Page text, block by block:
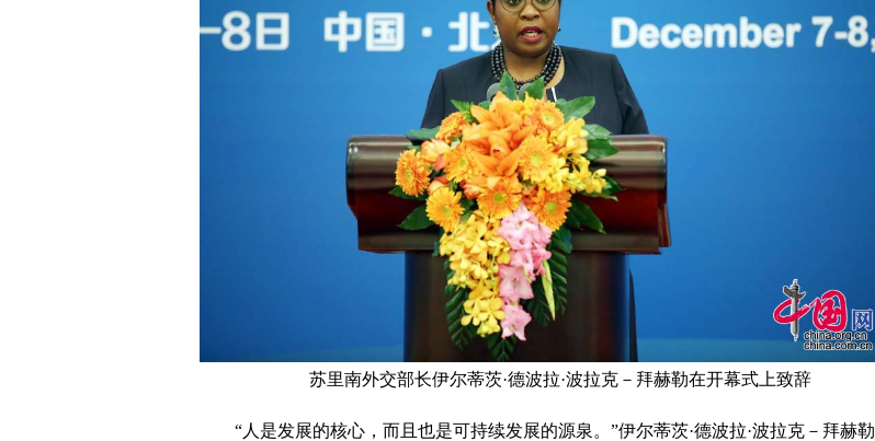
苏里南外交部长伊尔蒂茨·德波拉·波拉克－拜赫勒在开幕式上致辞
“人是发展的核心，而且也是可持续发展的源泉。”伊尔蒂茨·德波拉·波拉克－拜赫勒